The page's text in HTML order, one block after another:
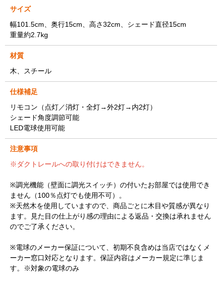
サイズ
幅101.5cm、奥行15cm、高さ32cm、シェード直径15cm
重量約2.7kg
材質
木、スチール
仕様補足
リモコン（点灯／消灯・全灯→外2灯→内2灯）
シェード角度調節可能
LED電球使用可能
注意事項
※ダクトレールへの取り付けはできません。
※調光機能（壁面に調光スイッチ）の付いたお部屋では使用でき
ません（100％点灯でも使用不可）。
※天然木を使用していますので、商品ごとに木目や質感が異なり
ます。見た目の仕上がり感の理由による返品・交換は承れません
のでご了承ください。
※電球のメーカー保証について、初期不良含めは当店ではなくメ
ーカー窓口対応となります。保証内容はメーカー規定に準じま
す。※対象の電球のみ